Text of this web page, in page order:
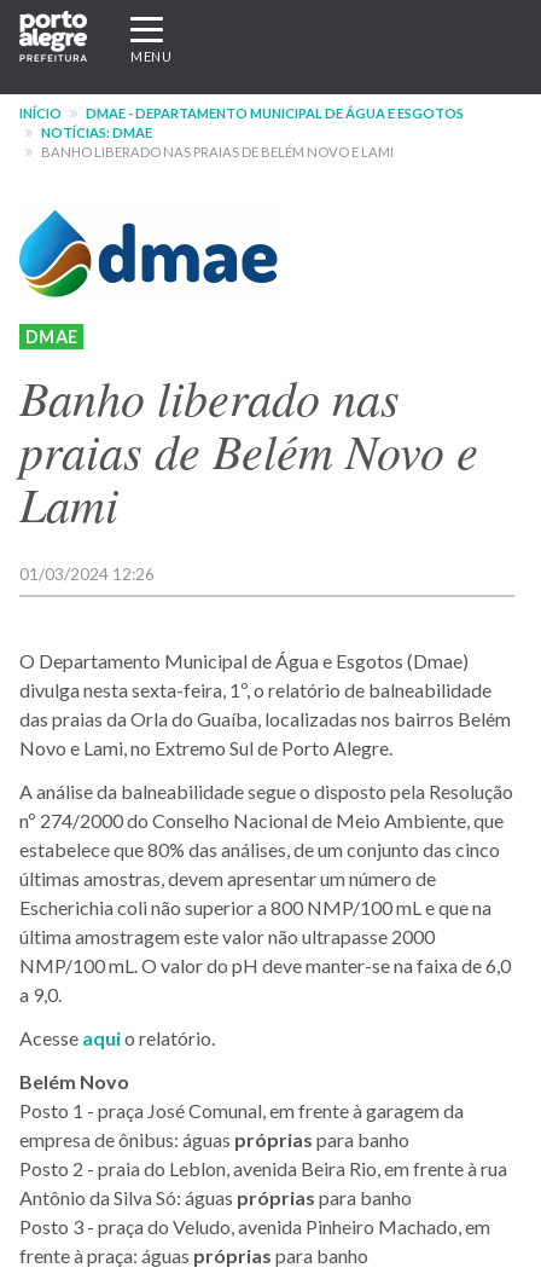
Pular
para
conteúdo
principal
Expandir/recolher
navegação
MENU
INÍCIO
DMAE - DEPARTAMENTO MUNICIPAL DE ÁGUA E ESGOTOS
NOTÍCIAS: DMAE
BANHO LIBERADO NAS PRAIAS DE BELÉM NOVO E LAMI
DMAE
Banho liberado nas
praias de Belém Novo e
Lami
01/03/2024 12:26
O Departamento Municipal de Água e Esgotos (Dmae)
divulga nesta sexta-feira, 1º, o relatório de balneabilidade
das praias da Orla do Guaíba, localizadas nos bairros Belém
Novo e Lami, no Extremo Sul de Porto Alegre.
A análise da balneabilidade segue o disposto pela Resolução
nº 274/2000 do Conselho Nacional de Meio Ambiente, que
estabelece que 80% das análises, de um conjunto das cinco
últimas amostras, devem apresentar um número de
Escherichia coli não superior a 800 NMP/100 mL e que na
última amostragem este valor não ultrapasse 2000
NMP/100 mL. O valor do pH deve manter-se na faixa de 6,0
a 9,0.
Acesse aquio relatório.
Belém Novo
Posto 1 - praça José Comunal, em frente à garagem da
empresa de ônibus: águas próprias para banho
Posto 2 - praia do Leblon, avenida Beira Rio, em frente à rua
Antônio da Silva Só: águas próprias para banho
Posto 3 - praça do Veludo, avenida Pinheiro Machado, em
frente à praça: águas próprias para banho